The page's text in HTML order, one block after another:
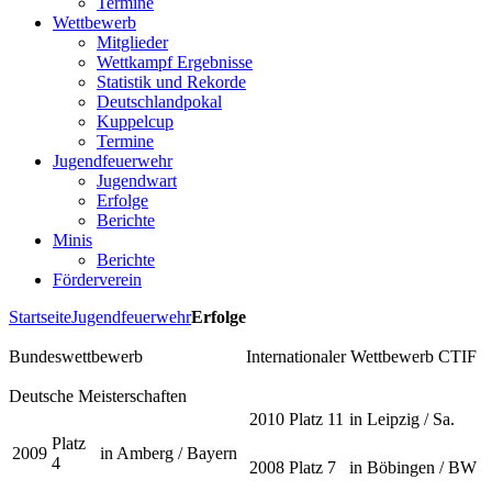
Wettbewerb
Mitglieder
Wettkampf Ergebnisse
Statistik und Rekorde
Deutschlandpokal
Kuppelcup
Termine
Jugendfeuerwehr
Jugendwart
Erfolge
Berichte
Minis
Berichte
Förderverein
StartseiteJugendfeuerwehrErfolge
Bundeswettbewerb Internationaler Wettbewerb CTIF
Deutsche Meisterschaften
2009
Platz
4
in Amberg / Bayern
2010 Platz 11 in Leipzig / Sa.
2008 Platz 7 in Böbingen / BW